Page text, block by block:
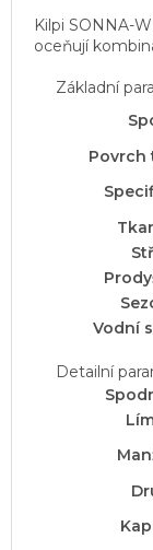
Kilpi SONNA-
oceňují
Základní
Povrch
Vodní
Detailní